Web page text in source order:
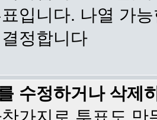
입니다. 나열 가
정합니다
수정하거나 삭제